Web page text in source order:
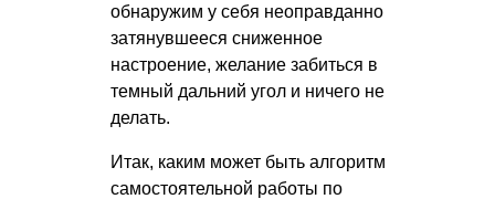
обнаружим у себя неоправданно
затянувшееся сниженное
настроение, желание забиться в
темный дальний угол и ничего не
делать.
Итак, каким может быть алгоритм
самостоятельной работы по